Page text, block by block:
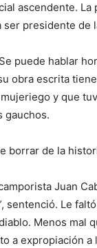
ascendente. La
presidente de
puede hablar
obra escrita
y que
gauchos.
borrar de la
Juan
sentenció. Le
Menos mal
a expropiación a